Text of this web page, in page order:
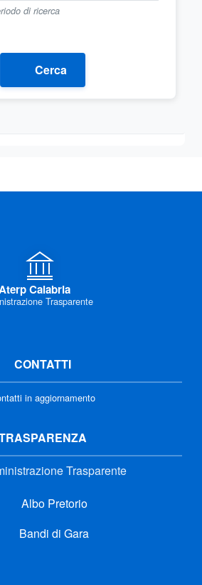
di ricerca
Cerca
Calabria
Trasparente
CONTATTI
in aggiornamento
Trasparente
Albo Pretorio
Bandi di Gara